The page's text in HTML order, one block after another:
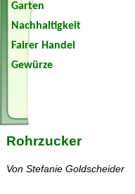
Garten
Nachhaltigkeit
Fairer Handel
Gewürze
Rohrzucker
Von Stefanie Goldscheider